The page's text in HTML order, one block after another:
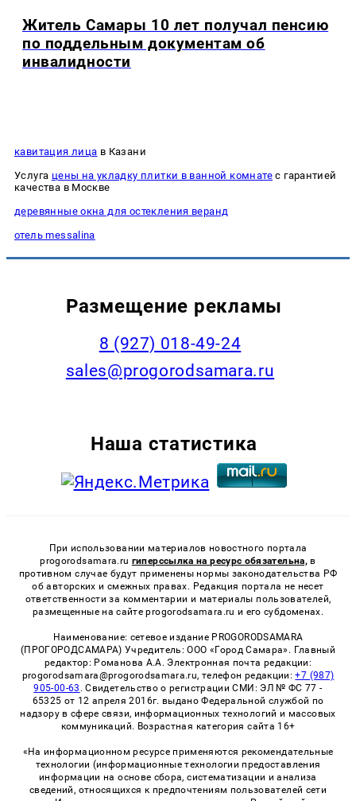
Житель Самары 10 лет получал пенсию
по поддельным документам об
инвалидности
кавитация лица в Казани
Услуга цены на укладку плитки в ванной комнатес гарантией
качества в Москве
деревянные окна для остекления веранд
отель messalina
Размещение рекламы
8 (927) 018-49-24
sales@progorodsamara.ru
Наша статистика
При использовании материалов новостного портала
progorodsamara.ru гиперссылка на ресурс обязательна, в
противном случае будут применены нормы законодательства РФ
об авторских и смежных правах. Редакция портала не несет
ответственности за комментарии и материалы пользователей,
размещенные на сайте progorodsamara.ru и его субдоменах.
Наименование: сетевое издание PROGORODSAMARA
(ПРОГОРОДСАМАРА) Учредитель: ООО «Город Самара». Главный
редактор: Романова А.А. Электронная почта редакции:
progorodsamara@progorodsamara.ru, телефон редакции:+7 (987)
905-00-63 . Свидетельство о регистрации СМИ: ЭЛ № ФС 77 -
65325 от 12 апреля 2016г. выдано Федеральной службой по
надзору в сфере связи, информационных технологий и массовых
коммуникаций. Возрастная категория сайта 16+
«На информационном ресурсе применяются рекомендательные
технологии (информационные технологии предоставления
информации на основе сбора, систематизации и анализа
сведений, относящихся к предпочтениям пользователей сети